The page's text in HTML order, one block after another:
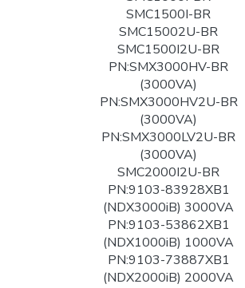
SMC1500I-BR
SMC15002U-BR
SMC1500I2U-BR
PN:SMX3000HV-BR
(3000VA)
PN:SMX3000HV2U-BR
(3000VA)
PN:SMX3000LV2U-BR
(3000VA)
SMC2000I2U-BR
PN:9103-83928XB1
(NDX3000iB) 3000VA
PN:9103-53862XB1
(NDX1000iB) 1000VA
PN:9103-73887XB1
(NDX2000iB) 2000VA